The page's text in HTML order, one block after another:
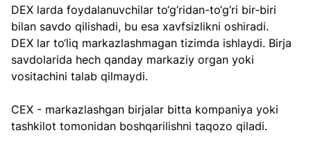
DEX larda foydalanuvchilar to‘g‘ridan-to‘g‘ri bir-biri
bilan savdo qilishadi, bu esa xavfsizlikni oshiradi.
DEX lar to‘liq markazlashmagan tizimda ishlaydi. Birja
savdolarida hech qanday markaziy organ yoki
vositachini talab qilmaydi.
CEX - markazlashgan birjalar bitta kompaniya yoki
tashkilot tomonidan boshqarilishni taqozo qiladi.